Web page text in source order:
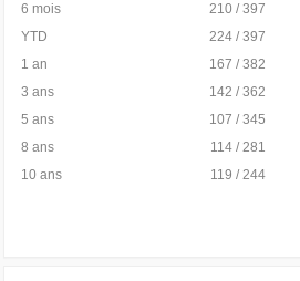
6 mois
210 / 397
YTD
224 / 397
1 an
167 / 382
3 ans
142 / 362
5 ans
107 / 345
8 ans
114 / 281
10 ans
119 / 244